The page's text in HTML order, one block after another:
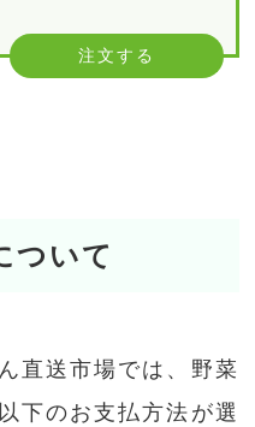
注文する
ついて
直送市場では、野菜
下のお支払方法が選